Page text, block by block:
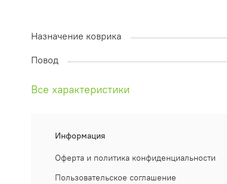
Назначение коврика
Повод
Все характеристики
Информация
Оферта и политика конфиденциальности
Пользовательское соглашение